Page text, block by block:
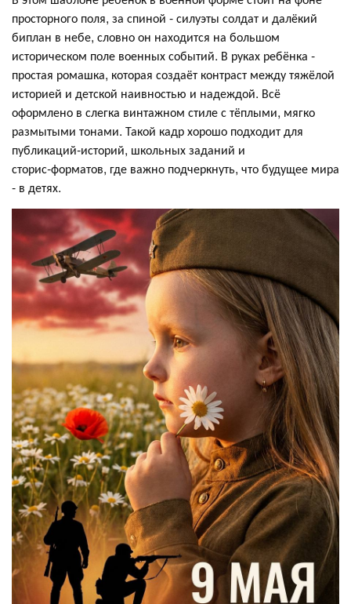
просторного поля, за спиной - силуэты солдат и далёкий
биплан в небе, словно он находится на большом
историческом поле военных событий. В руках ребёнка -
простая ромашка, которая создаёт контраст между тяжёлой
историей и детской наивностью и надеждой. Всё
оформлено в слегка винтажном стиле с тёплыми, мягко
размытыми тонами. Такой кадр хорошо подходит для
публикаций‑историй, школьных заданий и
сторис‑форматов, где важно подчеркнуть, что будущее мира
- в детях.